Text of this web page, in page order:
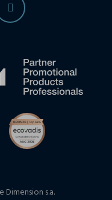
s.a.